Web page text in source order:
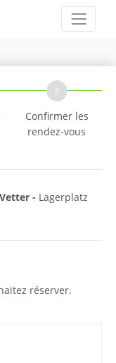
3
Confirmer les
rendez-vous
- Lagerplatz
réserver.